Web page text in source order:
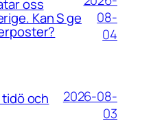
oss
Kan S ge
08-
04
och
2026-08-
03